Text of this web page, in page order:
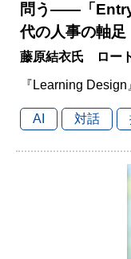
問う――「
代の人事の軸足
藤原結衣氏 ロー
『Learning
AI 対話